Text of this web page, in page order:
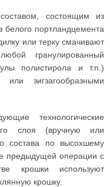
состоящим из
портландцемента
или терку смачивают
гранулированный
полистирола и т.п.)
зигзагообразными
технологические
слоя (вручную или
состава по высохшему
предыдущей операции с
крошки используют
крошку.